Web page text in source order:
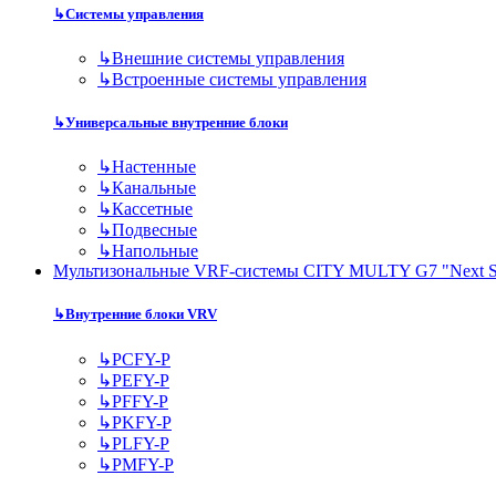
↳Системы управления
↳Внешние системы управления
↳Встроенные системы управления
↳Универсальные внутренние блоки
↳Настенные
↳Канальные
↳Кассетные
↳Подвесные
↳Напольные
Мультизональные VRF-системы CITY MULTY G7 "Next
↳Внутренние блоки VRV
↳PCFY-P
↳PEFY-P
↳PFFY-P
↳PKFY-P
↳PLFY-P
↳PMFY-P